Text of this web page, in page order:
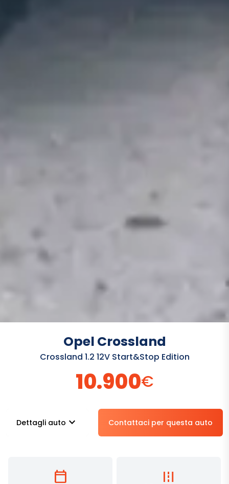
Opel Crossland
Crossland 1.2 12V Start&Stop Edition
10.900€
calendar_today road
Dettagli auto stat_minus_1 Contattaci per questa auto